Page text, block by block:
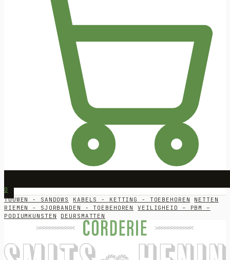
0
TOUWEN - SANDOWS KABELS - KETTING - TOEBEHOREN
NETTEN
RIEMEN - SJORBANDEN - TOEBEHOREN
VEILIGHEID – PBM –
PODIUMKUNSTEN
DEURSMATTEN